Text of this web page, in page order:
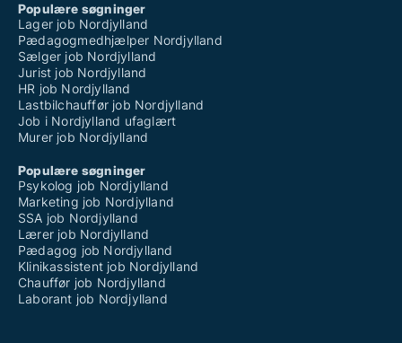
Populære søgninger
Lager job Nordjylland
Pædagogmedhjælper Nordjylland
Sælger job Nordjylland
Jurist job Nordjylland
HR job Nordjylland
Lastbilchauffør job Nordjylland
Job i Nordjylland ufaglært
Murer job Nordjylland
Populære søgninger
Psykolog job Nordjylland
Marketing job Nordjylland
SSA job Nordjylland
Lærer job Nordjylland
Pædagog job Nordjylland
Klinikassistent job Nordjylland
Chauffør job Nordjylland
Laborant job Nordjylland